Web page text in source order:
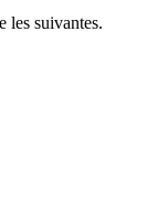
les suivantes.